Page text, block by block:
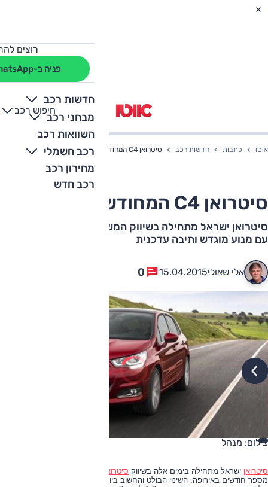
רוצים
פניה ב-WhatsApp
חדשות רכב
מבחני רכב
השוואות רכב
רכב חשמלי
מחירון רכב
רכב חדש
חיפוש רכב
+
-
אוטו כתבות חדשות רכב סיטרואן C4 המחודשת בישראל
סיטרואן C4 המחודשת בישראל
סיטרואן ישראל מתחילה בשיווק המשפחתית המעודכנת שלה
עם מנוע מוגדש ותיבה עדכנית
אלי שאולי15.04.2015
0
צילום: מנהל
סיטרואן ישראל מתחילה בימים אלה בשיווק סיטרואן C4
מספר חודשים באירופה. השינוי הבולט והחשוב ביותר, גם בשוק הישראלי, הוא ציודו